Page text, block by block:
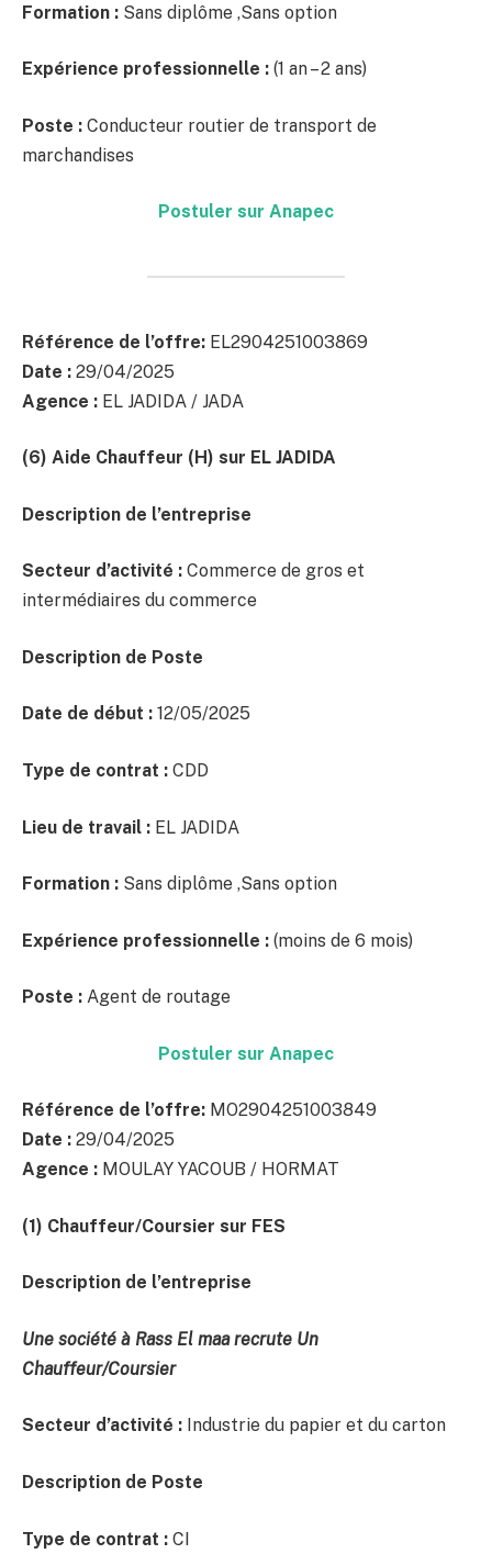
Formation : Sans diplôme ,Sans option
Expérience professionnelle : (1 an – 2 ans)
Poste : Conducteur routier de transport de
marchandises
Postuler sur Anapec
Référence de l’offre: EL2904251003869
Date : 29/04/2025
Agence : EL JADIDA / JADA
(6) Aide Chauffeur (H) sur EL JADIDA
Description de l’entreprise
Secteur d’activité : Commerce de gros et
intermédiaires du commerce
Description de Poste
Date de début : 12/05/2025
Type de contrat : CDD
Lieu de travail : EL JADIDA
Formation : Sans diplôme ,Sans option
Expérience professionnelle : (moins de 6 mois)
Poste : Agent de routage
Postuler sur Anapec
Référence de l’offre: MO2904251003849
Date : 29/04/2025
Agence : MOULAY YACOUB / HORMAT
(1) Chauffeur/Coursier sur FES
Description de l’entreprise
Une société à Rass El maa recrute Un
Chauffeur/Coursier
Secteur d’activité : Industrie du papier et du carton
Description de Poste
Type de contrat : CI